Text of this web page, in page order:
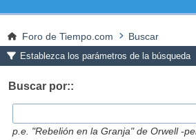
Foro de Tiempo.com Buscar
Establezca los parámetros de la búsqueda
Buscar por::
p.e. "Rebelión en la Granja" de Orwell -